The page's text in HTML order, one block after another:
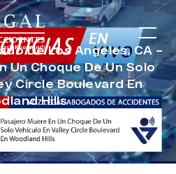
De Los Angeles, CA –
Un Choque De Un Solo
Circle Boulevard En
Hills